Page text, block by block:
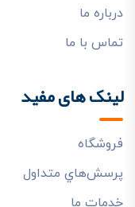
درباره ما
تماس با ما
لینک های مفید
فروشگاه
پرسش‌هاي متداول
خدمات ما